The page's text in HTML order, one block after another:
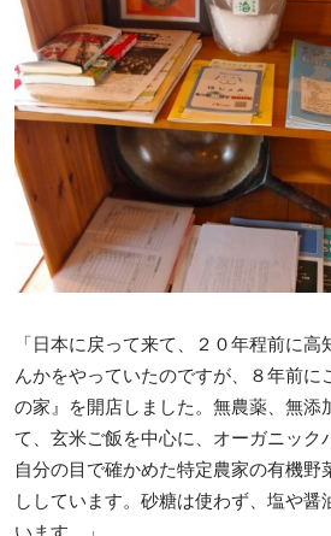
「日本に戻って来て、２０年程前に
んかをやっていたのですが、８年前に
の家』を開店しました。無農薬、無添
て、玄米ご飯を中心に、オーガニック
自分の目で確かめた特定農家の有機野
ししています。砂糖は使わず、塩や醤
います。」